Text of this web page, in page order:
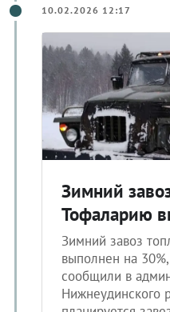
10.02.2026 12:17
Зимний
Тофаларию
Зимний завоз
выполнен на
сообщили в
Нижнеудинского